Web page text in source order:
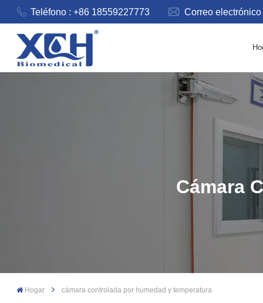
Teléfono : +86 18559227773 Correo
Cámara
Hogar cámara controlada por humedad y temperatura